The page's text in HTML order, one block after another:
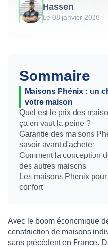
Hassen
Le 08 janvier 2026
Sommaire
Maisons Phénix : un
votre maison
Quel est le prix des
ça en vaut la peine ?
Garantie des maisons
savoir avant d'acheter
Comment la conception
des autres maisons
Les maisons Phénix
confort
Avec le boom économique
construction de maisons
sans précédent en France.